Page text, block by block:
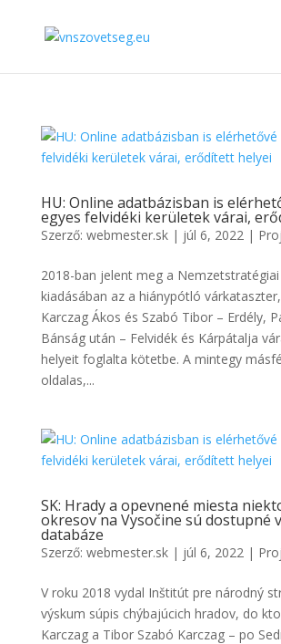
HU: Online adatbázisban is
egyes felvidéki kerületek várai,
Szerző: webmester.sk| júl 6, 2022|
2018-ban jelent meg a
kiadásában az a hiánypótló
Karczag Ákos és Szabó Tibor – Erdély,
Bánság után – Felvidék és Kárpátalja
helyeit foglalta kötetbe. A mintegy
oldalas,...
SK: Hrady a opevnené miesta
okresov na Vysočine sú dostupné
databáze
Szerző: webmester.sk| júl 6, 2022|
V roku 2018 vydal Inštitút pre národný
výskum súpis chýbajúcich hradov, do
Karczag a Tibor Szabó Karczag – po